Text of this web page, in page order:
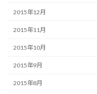
2015年12月
2015年11月
2015年10月
2015年9月
2015年8月